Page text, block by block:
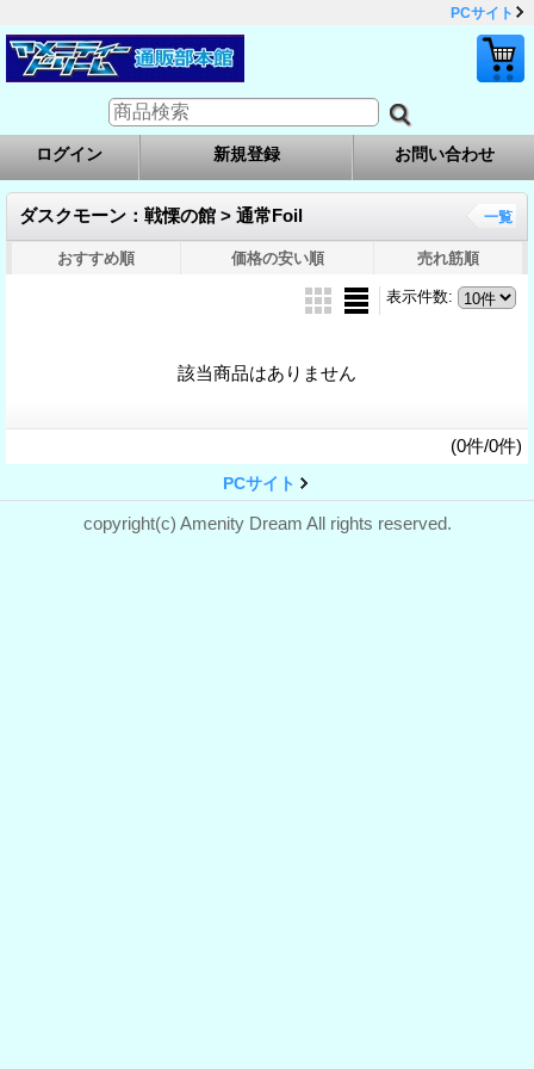
PCサイト
ログイン 新規登録 お問い合わせ
ダスクモーン：戦慄の館 > 通常Foil 一覧
おすすめ順 価格の安い順 売れ筋順
表示件数:
該当商品はありません
(0件/0件)
PCサイト
copyright(c) Amenity Dream All rights reserved.